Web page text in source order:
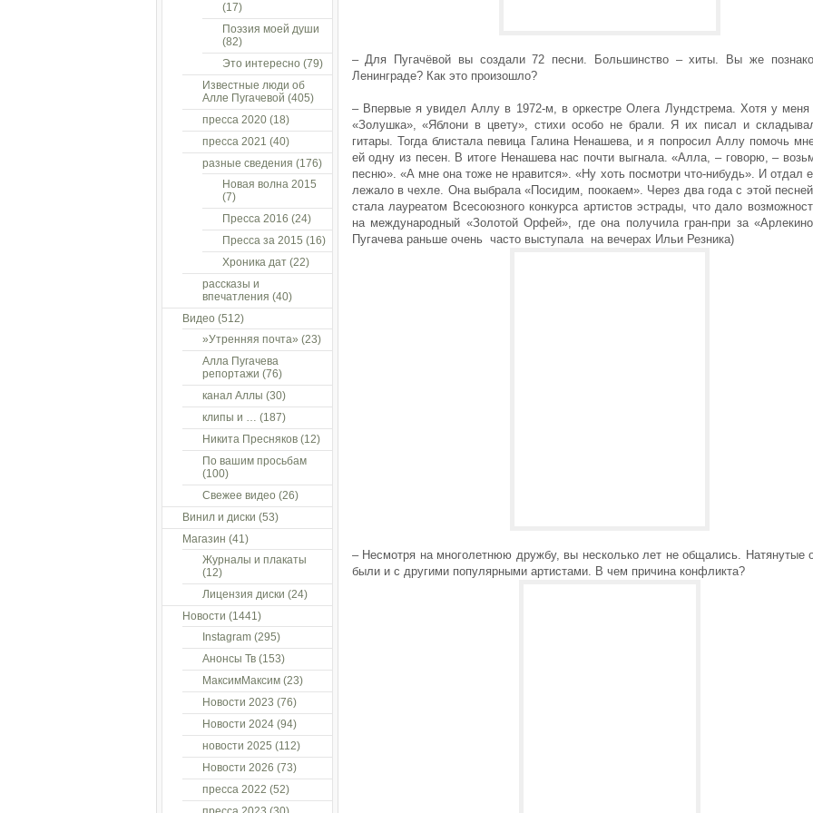
– Для Пугачёвой вы создали 72 песни. Большинство – хиты. Вы же
Ленинграде? Как это произошло?
– Впервые я увидел Аллу в 1972-м, в оркестре Олега Лундстрема. Хотя у
«Золушка», «Яблони в цвету», стихи особо не брали. Я их писал и
гитары. Тогда блистала певица Галина Ненашева, и я попросил Аллу помочь
ей одну из песен. В итоге Ненашева нас почти выгнала. «Алла, – говорю, –
песню». «А мне она тоже не нравится». «Ну хоть посмотри что-нибудь». И отдал
лежало в чехле. Она выбрала «Посидим, поокаем». Через два года с этой
стала лауреатом Всесоюзного конкурса артистов эстрады, что дало
на международный «Золотой Орфей», где она получила гран-при за
Пугачева раньше очень часто выступала на вечерах Ильи Резника)
– Несмотря на многолетнюю дружбу, вы несколько лет не общались. Натянутые
были и с другими популярными артистами. В чем причина конфликта?
(17)
Поэзия моей души
(82)
Это интересно (79)
Известные люди об
Алле Пугачевой (405)
пресса 2020(18)
пресса 2021 (40)
разные сведения (176)
Новая волна 2015
(7)
Пресса 2016 (24)
Пресса за 2015 (16)
Хроника дат(22)
рассказы и
впечатления (40)
Видео (512)
»Утренняя почта» (23)
Алла Пугачева
репортажи (76)
канал Аллы (30)
клипы и … (187)
Никита Пресняков(12)
По вашим просьбам
(100)
Свежее видео (26)
Винил и диски (53)
Магазин (41)
Журналы и плакаты
(12)
Лицензия диски (24)
Новости (1441)
Instagram(295)
Анонсы Тв(153)
МаксимМаксим(23)
Новости 2023 (76)
Новости 2024(94)
новости 2025 (112)
Новости 2026 (73)
пресса 2022 (52)